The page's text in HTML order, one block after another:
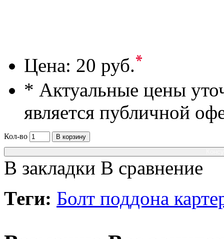
Цена: 20 руб.*
* Актуальные цены
является публичной
Кол-во
В корзину
В закладки В сравнение
Теги: Болт поддона